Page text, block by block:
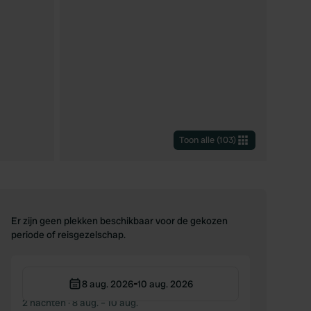
Toon alle (103)
Er zijn geen plekken beschikbaar voor de gekozen
periode of reisgezelschap.
8 aug. 2026-10 aug. 2026
2 nachten · 8 aug. – 10 aug.